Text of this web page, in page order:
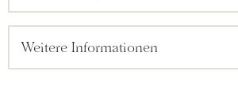
Weitere Informationen